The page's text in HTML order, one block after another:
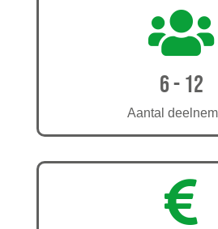

6 - 12
Aantal
